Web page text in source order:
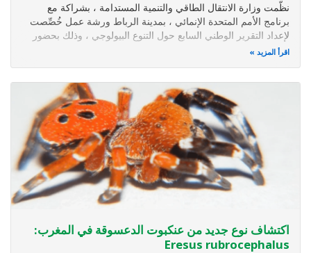
نظّمت وزارة الانتقال الطاقي والتنمية المستدامة ، بشراكة مع
برنامج الأمم المتحدة الإنمائي ، بمدينة الرباط ورشة عمل خُصِّصت
لإعداد التقرير الوطني السابع حول التنوع البيولوجي ، وذلك بحضور
أعضاء اللجنة الفرعية الوطنية للتنوع البيولوجي . ويُشكّل هذا اللقاء
اقرأ المزيد
اكتشاف نوع جديد من عنكبوت الدعسوقة في المغرب:
Eresus rubrocephalus